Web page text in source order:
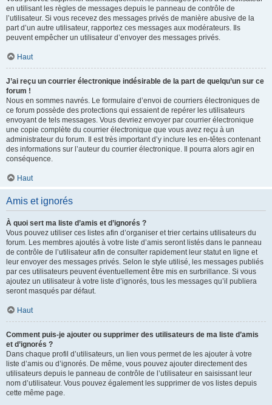
en utilisant les règles de messages depuis le panneau de contrôle de
l’utilisateur. Si vous recevez des messages privés de manière abusive de la
part d’un autre utilisateur, rapportez ces messages aux modérateurs. Ils
peuvent empêcher un utilisateur d’envoyer des messages privés.
Haut
J’ai reçu un courrier électronique indésirable de la part de quelqu’un sur ce
forum !
Nous en sommes navrés. Le formulaire d’envoi de courriers électroniques de
ce forum possède des protections qui essaient de repérer les utilisateurs
envoyant de tels messages. Vous devriez envoyer par courrier électronique
une copie complète du courrier électronique que vous avez reçu à un
administrateur du forum. Il est très important d’y inclure les en-têtes contenant
des informations sur l’auteur du courrier électronique. Il pourra alors agir en
conséquence.
Haut
Amis et ignorés
À quoi sert ma liste d’amis et d’ignorés ?
Vous pouvez utiliser ces listes afin d’organiser et trier certains utilisateurs du
forum. Les membres ajoutés à votre liste d’amis seront listés dans le panneau
de contrôle de l’utilisateur afin de consulter rapidement leur statut en ligne et
leur envoyer des messages privés. Selon le style utilisé, les messages publiés
par ces utilisateurs peuvent éventuellement être mis en surbrillance. Si vous
ajoutez un utilisateur à votre liste d’ignorés, tous les messages qu’il publiera
seront masqués par défaut.
Haut
Comment puis-je ajouter ou supprimer des utilisateurs de ma liste d’amis
et d’ignorés ?
Dans chaque profil d’utilisateurs, un lien vous permet de les ajouter à votre
liste d’amis ou d’ignorés. De même, vous pouvez ajouter directement des
utilisateurs depuis le panneau de contrôle de l’utilisateur en saisissant leur
nom d’utilisateur. Vous pouvez également les supprimer de vos listes depuis
cette même page.